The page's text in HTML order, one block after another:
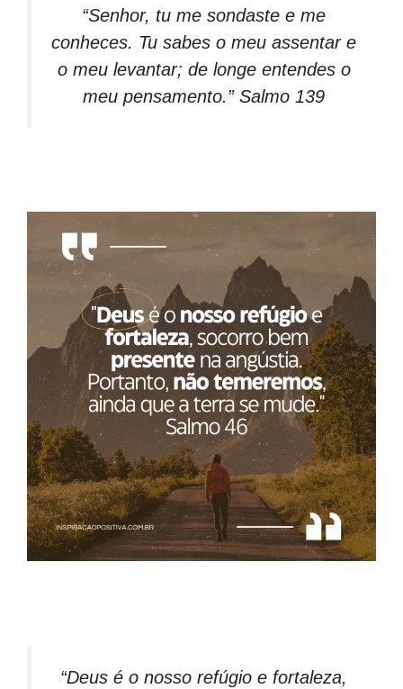
“Senhor, tu me sondaste e me
conheces. Tu sabes o meu assentar e
o meu levantar; de longe entendes o
meu pensamento.” Salmo 139
“Deus é o nosso refúgio e fortaleza,